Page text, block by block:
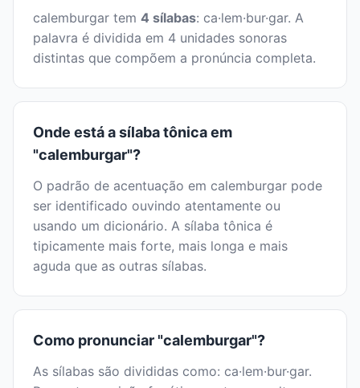
calemburgar tem 4 sílabas: ca·lem·bur·gar. A
palavra é dividida em 4 unidades sonoras
distintas que compõem a pronúncia completa.
Onde está a sílaba tônica em
"calemburgar"?
O padrão de acentuação em calemburgar pode
ser identificado ouvindo atentamente ou
usando um dicionário. A sílaba tônica é
tipicamente mais forte, mais longa e mais
aguda que as outras sílabas.
Como pronunciar "calemburgar"?
As sílabas são divididas como: ca·lem·bur·gar.